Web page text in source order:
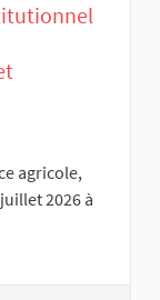
agricole,
2026 à